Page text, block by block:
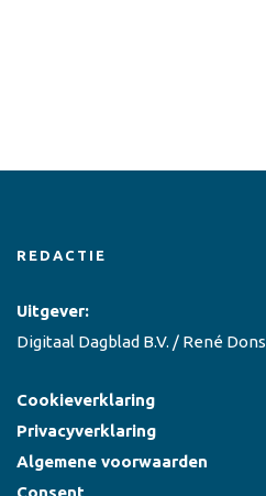
REDACTIE
Uitgever:
Digitaal Dagblad B.V. / René Dons
Cookieverklaring
Privacyverklaring
Algemene voorwaarden
Consent